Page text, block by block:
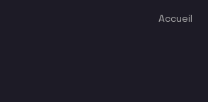
Accueil